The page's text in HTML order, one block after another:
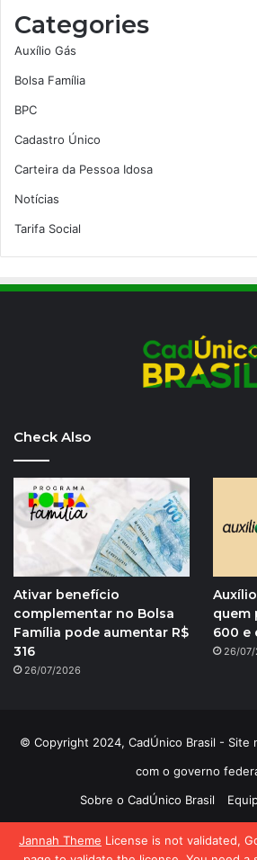
Jannah Theme License is not validated,
Categories
Auxílio Gás
Bolsa Família
BPC
Cadastro Único
Carteira da Pessoa Idosa
Notícias
Tarifa Social
Check Also
Ativar benefício
complementar no Bolsa
Família pode aumentar R$
316
26/07/2026
quem
600 e
26/
© Copyright 2024, CadÚnico Brasil - Site
com o governo
Sobre o CadÚnico Brasil